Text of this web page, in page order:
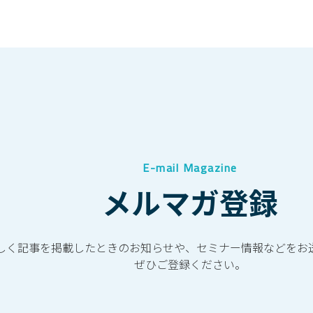
E-mail Magazine
メルマガ登録
く記事を掲載したときのお知らせや、セミナー情報などをお
ぜひご登録ください。